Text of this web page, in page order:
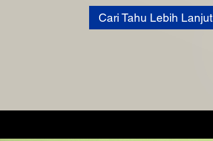
Cari Tahu Lebih Lanjut